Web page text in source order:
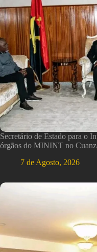
Secretário de Estado para o
órgãos do MININT no
7 de Agosto, 2026